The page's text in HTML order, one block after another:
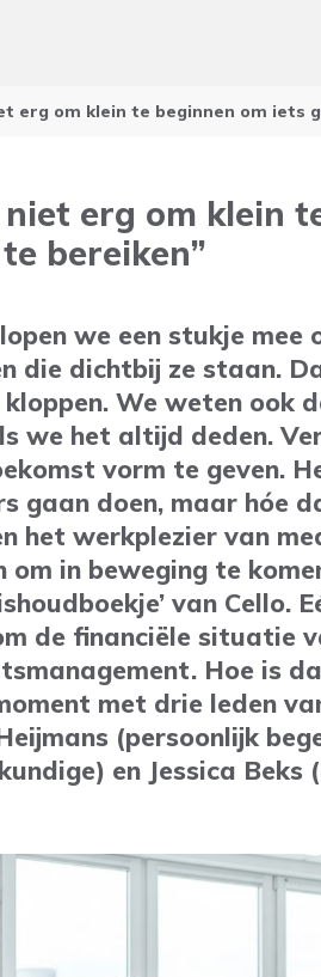
voor mensen met een
en Ontwikkelen
Vrije tijd
erg om klein te beginnen om iets
niet erg om klein
bereiken”
we een stukje
die dichtbij ze staan.
We weten ook
we het altijd deden.
vorm te geven.
gaan doen, maar hóe
het werkplezier van
om in beweging te
van Cello.
de financiële situatie
Hoe is
met drie leden
(persoonlijk
en Jessica